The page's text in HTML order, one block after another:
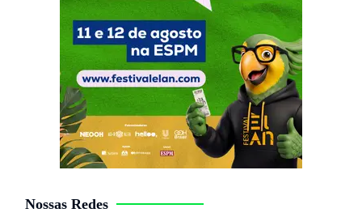
Nossas Redes